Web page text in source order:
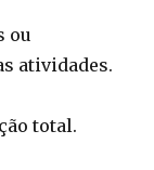
ou
atividades.
total.